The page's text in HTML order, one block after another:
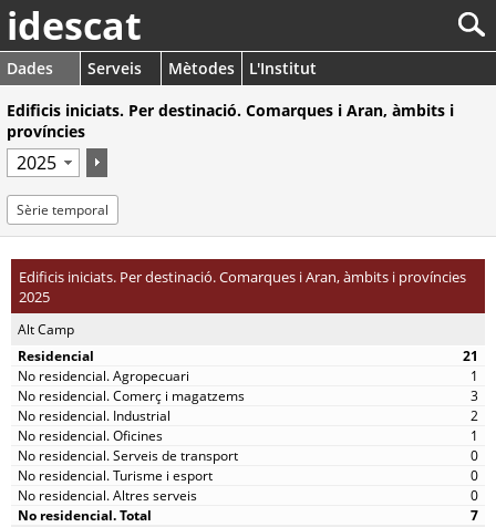
idescat
Dades Serveis Mètodes
L'Institut
Edificis iniciats. Per destinació. Comarques i Aran, àmbits i
províncies
Sèrie temporal
Edificis iniciats. Per destinació. Comarques i Aran, àmbits i províncies
2025
Alt Camp
21
1
3
2
1
0
0
0
7